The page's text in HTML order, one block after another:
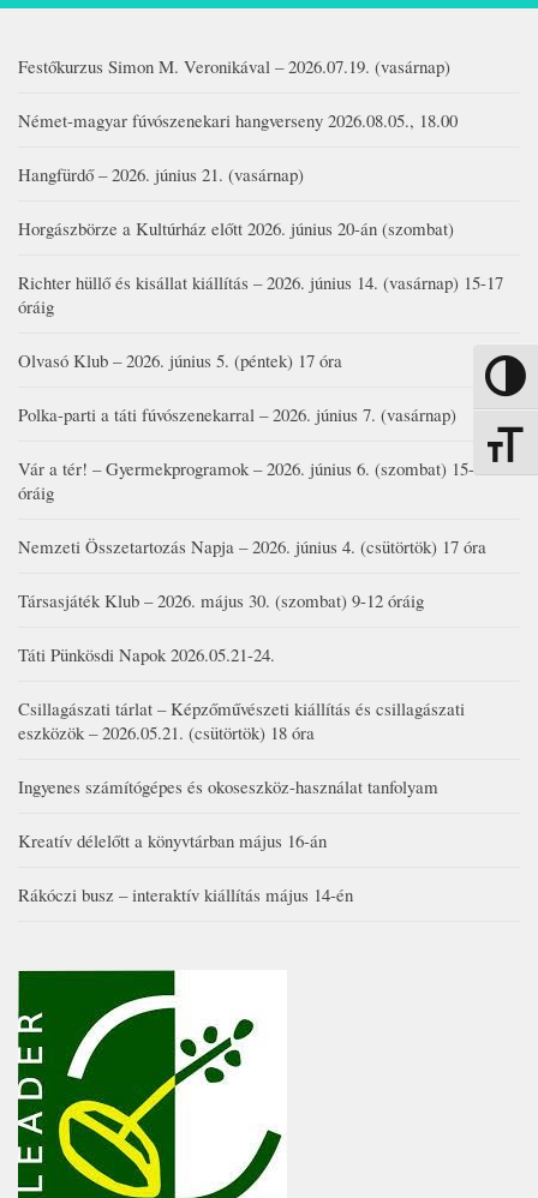
Nagy
Festőkurzus Simon M. Veronikával – 2026.07.19. (vasárnap)
Német-magyar fúvószenekari hangverseny 2026.08.05., 18.00
Hangfürdő – 2026. június 21. (vasárnap)
Horgászbörze a Kultúrház előtt 2026. június 20-án (szombat)
Richter hüllő és kisállat kiállítás – 2026. június 14. (vasárnap) 15-17
óráig
Olvasó Klub – 2026. június 5. (péntek) 17 óra
Polka-parti a táti fúvószenekarral – 2026. június 7. (vasárnap)
Vár a tér! – Gyermekprogramok – 2026. június 6. (szombat) 15-19
óráig
Nemzeti Összetartozás Napja – 2026. június 4. (csütörtök) 17 óra
Társasjáték Klub – 2026. május 30. (szombat) 9-12 óráig
Táti Pünkösdi Napok 2026.05.21-24.
Csillagászati tárlat – Képzőművészeti kiállítás és csillagászati
eszközök – 2026.05.21. (csütörtök) 18 óra
Ingyenes számítógépes és okoseszköz-használat tanfolyam
Kreatív délelőtt a könyvtárban május 16-án
Rákóczi busz – interaktív kiállítás május 14-én